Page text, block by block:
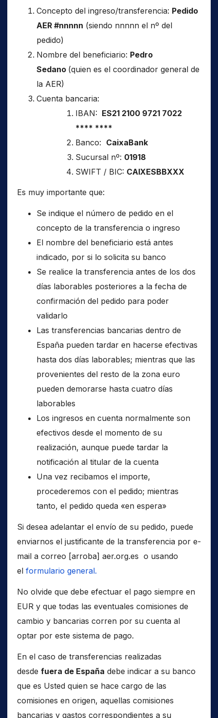
Concepto del ingreso/transferencia: Pedido
AER #nnnnn (siendo nnnnn el nº del
pedido)
Nombre del beneficiario: Pedro
Sedano (quien es el coordinador general de
la AER)
Cuenta bancaria:
IBAN: ES21 2100 9721 7022
**** ****
Banco: CaixaBank
Sucursal nº: 01918
SWIFT / BIC: CAIXESBBXXX
Es muy importante que:
Se indique el número de pedido en el
concepto de la transferencia o ingreso
El nombre del beneficiario está antes
indicado, por si lo solicita su banco
Se realice la transferencia antes de los dos
días laborables posteriores a la fecha de
confirmación del pedido para poder
validarlo
Las transferencias bancarias dentro de
España pueden tardar en hacerse efectivas
hasta dos días laborables; mientras que las
provenientes del resto de la zona euro
pueden demorarse hasta cuatro días
laborables
Los ingresos en cuenta normalmente son
efectivos desde el momento de su
realización, aunque puede tardar la
notificación al titular de la cuenta
Una vez recibamos el importe,
procederemos con el pedido; mientras
tanto, el pedido queda «en espera»
Si desea adelantar el envío de su pedido, puede
enviarnos el justificante de la transferencia por e-
mail a correo [arroba] aer.org.es o usando
el formulario general.
No olvide que debe efectuar el pago siempre en
EUR y que todas las eventuales comisiones de
cambio y bancarias corren por su cuenta al
optar por este sistema de pago.
En el caso de transferencias realizadas
desde fuera de España debe indicar a su banco
que es Usted quien se hace cargo de las
comisiones en origen, aquellas comisiones
bancarias y gastos correspondientes a su